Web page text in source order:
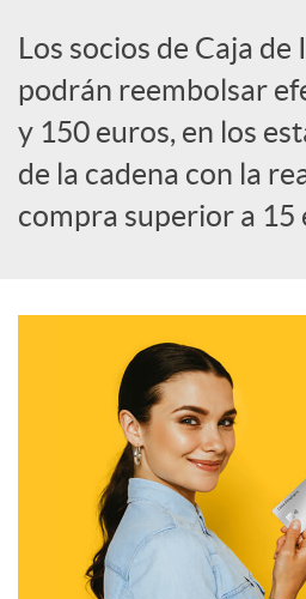
i
a
l
s
Los socios de Caja de
podrán reembolsar
y 150 euros, en los
de la cadena con la
compra superior a 15